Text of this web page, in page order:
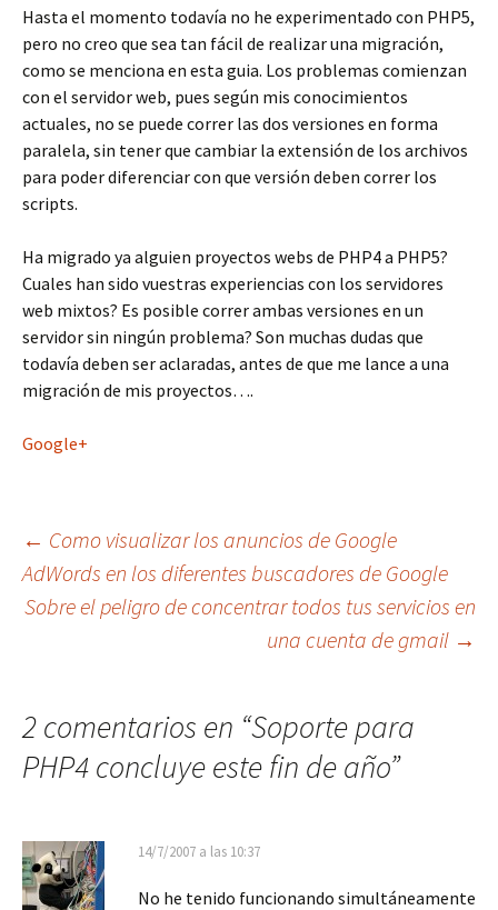
Hasta el momento todavía no he experimentado con PHP5,
pero no creo que sea tan fácil de realizar una migración,
como se menciona en esta guia. Los problemas comienzan
con el servidor web, pues según mis conocimientos
actuales, no se puede correr las dos versiones en forma
paralela, sin tener que cambiar la extensión de los archivos
para poder diferenciar con que versión deben correr los
scripts.
Ha migrado ya alguien proyectos webs de PHP4 a PHP5?
Cuales han sido vuestras experiencias con los servidores
web mixtos? Es posible correr ambas versiones en un
servidor sin ningún problema? Son muchas dudas que
todavía deben ser aclaradas, antes de que me lance a una
migración de mis proyectos….
Google+
Navegación
de
← Como visualizar los anuncios de Google
AdWords en los diferentes buscadores de Google
Sobre el peligro de concentrar todos tus servicios en
una cuenta de gmail →
2 comentarios en “Soporte para
PHP4 concluye este fin de año”
14/7/2007 a las 10:37
No he tenido funcionando simultáneamente